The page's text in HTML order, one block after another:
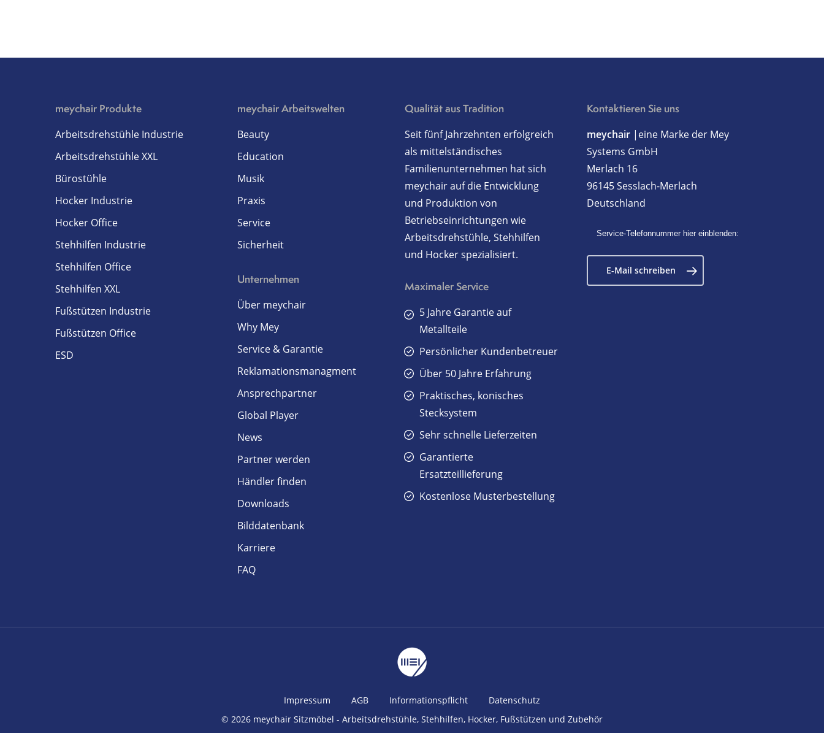
meychair Produkte
Arbeitsdrehstühle Industrie
Arbeitsdrehstühle XXL
Bürostühle
Hocker Industrie
Hocker Office
Stehhilfen Industrie
Stehhilfen Office
Stehhilfen XXL
Fußstützen Industrie
Fußstützen Office
ESD
meychair Arbeitswelten
Beauty
Education
Musik
Praxis
Service
Sicherheit
Unternehmen
Über meychair
Why Mey
Service & Garantie
Reklamationsmanagment
Ansprechpartner
Global Player
News
Partner werden
Händler finden
Downloads
Bilddatenbank
Karriere
FAQ
Qualität aus Tradition
Seit fünf Jahrzehnten erfolgreich
als mittelständisches
Familienunternehmen hat sich
meychair auf die Entwicklung
und Produktion von
Betriebseinrichtungen wie
Arbeitsdrehstühle, Stehhilfen
und Hocker spezialisiert.
Maximaler Service
5 Jahre Garantie auf
Metallteile
Persönlicher Kundenbetreuer
Über 50 Jahre Erfahrung
Praktisches, konisches
Stecksystem
Sehr schnelle Lieferzeiten
Garantierte
Ersatzteillieferung
Kostenlose Musterbestellung
Kontaktieren Sie uns
meychair |eine Marke der Mey
Systems GmbH
Merlach 16
96145 Sesslach-Merlach
Deutschland
Service-Telefonnummer hier einblenden:
E-Mail schreiben
Impressum AGB Informationspflicht
Datenschutz
© 2026 meychair Sitzmöbel - Arbeitsdrehstühle, Stehhilfen, Hocker, Fußstützen und Zubehör